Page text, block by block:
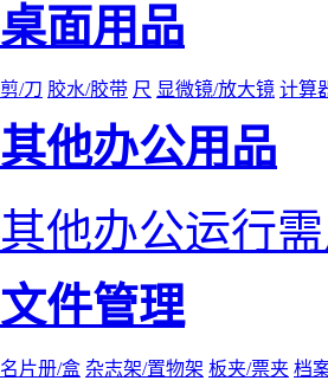
桌面用品
剪/刀 胶水/胶带 尺 显微镜/放大镜 计算
其他办公用品
其他办公运行
文件管理
名片册/盒 杂志架/置物架 板夹/票夹 档